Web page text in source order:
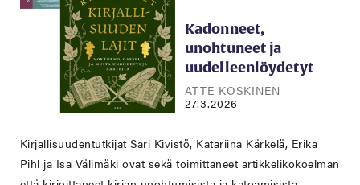
Kadonneet,
unohtuneet ja
uudelleenlöydetyt
ATTE KOSKINEN
27.3.2026
Kirjallisuudentutkijat Sari Kivistö, Katariina Kärkelä, Erika
Pihl ja Isa Välimäki ovat sekä toimittaneet artikkelikokoelman